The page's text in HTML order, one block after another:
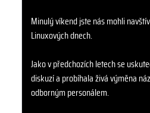
Minulý víkend jste nás mohli
Linuxových dnech.
Jako v předchozích letech se
diskuzí a probíhala živá výměna
odborným personálem.